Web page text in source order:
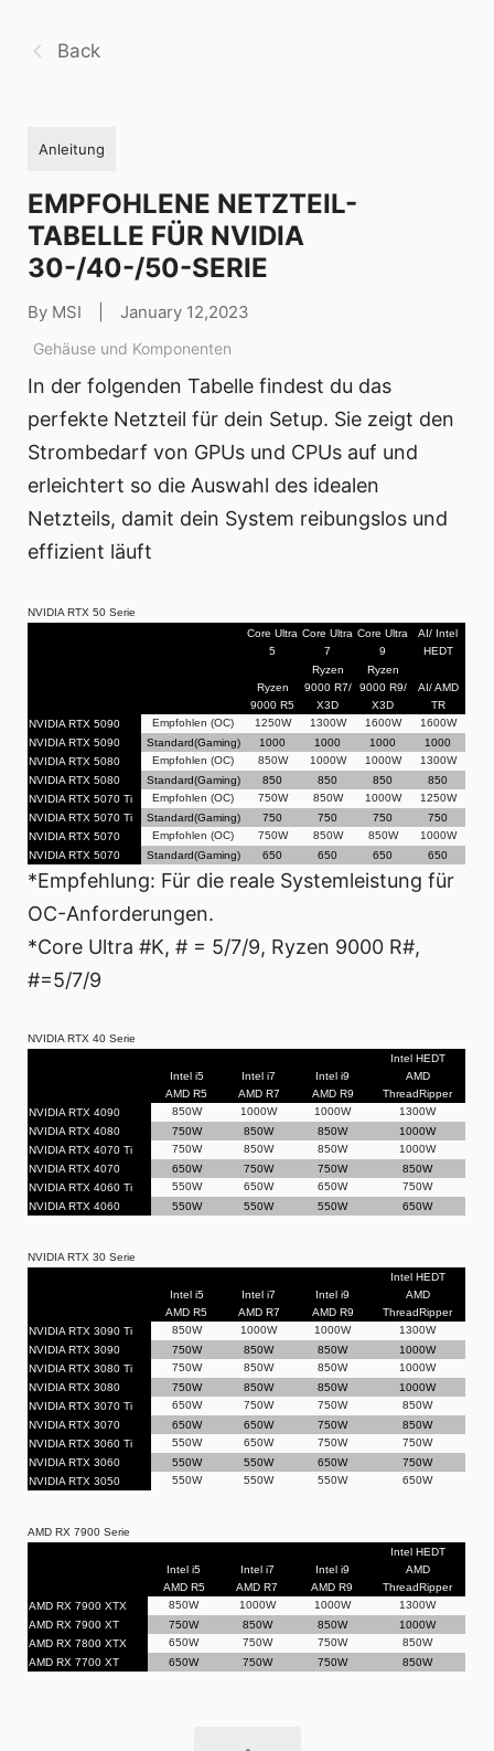
Back
Anleitung
EMPFOHLENE NETZTEIL-
TABELLE FÜR NVIDIA
30-/40-/50-SERIE
By MSI January 12,2023
Gehäuse und Komponenten
In der folgenden Tabelle findest du das
perfekte Netzteil für dein Setup. Sie zeigt den
Strombedarf von GPUs und CPUs auf und
erleichtert so die Auswahl des idealen
Netzteils, damit dein System reibungslos und
effizient läuft
NVIDIA RTX 50 Serie
Core Ultra
5
Core Ultra
7
Core Ultra
9
AI/ Intel
HEDT
Ryzen
9000 R5
Ryzen
9000 R7/
X3D
Ryzen
9000 R9/
X3D
AI/ AMD
TR
NVIDIA RTX 5090
Empfohlen (OC) 1250W 1300W 1600W
1600W
NVIDIA RTX 5090
Standard(Gaming) 1000 1000 1000
1000
NVIDIA RTX 5080
Empfohlen (OC) 850W 1000W 1000W
1300W
NVIDIA RTX 5080
Standard(Gaming) 850 850 850
850
NVIDIA RTX 5070 Ti
Empfohlen (OC) 750W 850W 1000W
1250W
NVIDIA RTX 5070 Ti
Standard(Gaming) 750 750 750
750
NVIDIA RTX 5070
Empfohlen (OC) 750W 850W 850W
1000W
NVIDIA RTX 5070
Standard(Gaming) 650 650 650 650
*Empfehlung: Für die reale Systemleistung für
OC-Anforderungen.
*Core Ultra #K, # = 5/7/9, Ryzen 9000 R#,
#=5/7/9
NVIDIA RTX 40 Serie
Intel i5
AMD R5
Intel i7
AMD R7
Intel i9
AMD R9
Intel HEDT
AMD
ThreadRipper
NVIDIA RTX 4090
850W 1000W 1000W
1300W
NVIDIA RTX 4080
750W 850W 850W
1000W
NVIDIA RTX 4070 Ti
750W 850W 850W
1000W
NVIDIA RTX 4070
650W 750W 750W
850W
NVIDIA RTX 4060 Ti
550W 650W 650W
750W
NVIDIA RTX 4060
550W 550W 550W 650W
NVIDIA RTX 30 Serie
Intel i5
AMD R5
Intel i7
AMD R7
Intel i9
AMD R9
Intel HEDT
AMD
ThreadRipper
NVIDIA RTX 3090 Ti
850W 1000W 1000W
1300W
NVIDIA RTX 3090
750W 850W 850W
1000W
NVIDIA RTX 3080 Ti
750W 850W 850W
1000W
NVIDIA RTX 3080
750W 850W 850W
1000W
NVIDIA RTX 3070 Ti
650W 750W 750W
850W
NVIDIA RTX 3070
650W 650W 750W
850W
NVIDIA RTX 3060 Ti
550W 650W 750W
750W
NVIDIA RTX 3060
550W 550W 650W
750W
NVIDIA RTX 3050
550W 550W 550W 650W
AMD RX 7900 Serie
Intel i5
AMD R5
Intel i7
AMD R7
Intel i9
AMD R9
Intel HEDT
AMD
ThreadRipper
AMD RX 7900 XTX
850W 1000W 1000W
1300W
AMD RX 7900 XT
750W 850W 850W
1000W
AMD RX 7800 XTX
650W 750W 750W
850W
AMD RX 7700 XT
650W 750W 750W 850W